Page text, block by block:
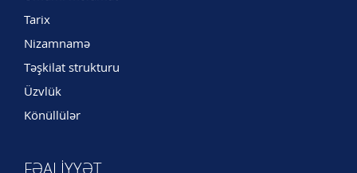
Tarix
Nizamnamə
Təşkilat strukturu
Üzvlük
Könüllülər